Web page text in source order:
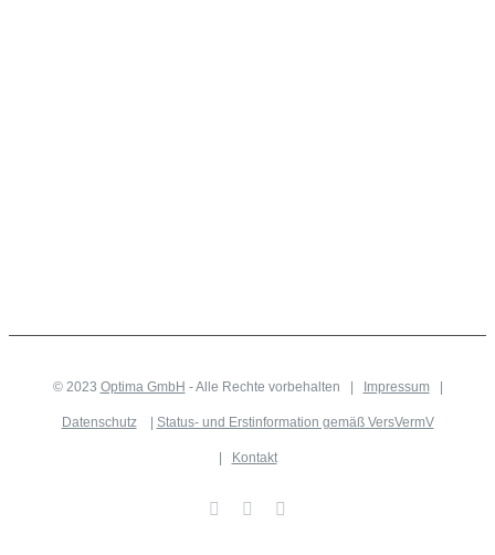
© 2023 Optima GmbH - Alle Rechte vorbehalten | Impressum|
Datenschutz| Status- und Erstinformation gemäß VersVermV
| Kontakt
FacebookWhatsApp